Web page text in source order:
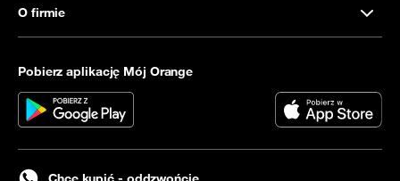
O firmie
Pobierz aplikację Mój Orange